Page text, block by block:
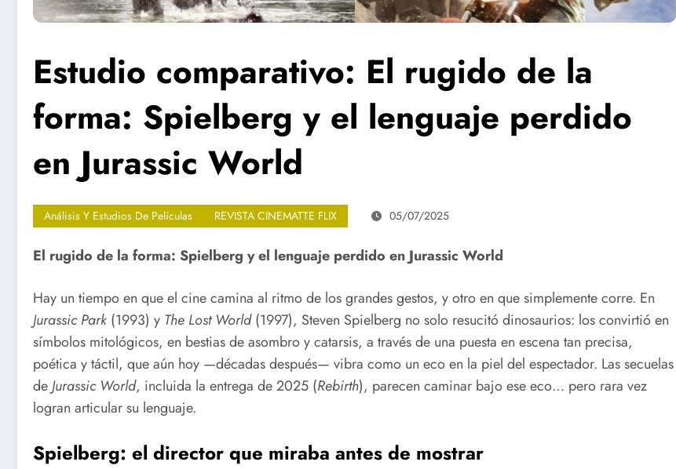
Estudio comparativo: El rugido de la
forma: Spielberg y el lenguaje perdido
en Jurassic World
Análisis Y Estudios De Películas REVISTA CINEMATTE FLIX 05/07/2025
El rugido de la forma: Spielberg y el lenguaje perdido en Jurassic World
Hay un tiempo en que el cine camina al ritmo de los grandes gestos, y otro en que simplemente corre. En
Jurassic Park (1993) y The Lost World(1997), Steven Spielberg no solo resucitó dinosaurios: los convirtió en
símbolos mitológicos, en bestias de asombro y catarsis, a través de una puesta en escena tan precisa,
poética y táctil, que aún hoy —décadas después— vibra como un eco en la piel del espectador. Las secuelas
deJurassic World, incluida la entrega de 2025 (Rebirth), parecen caminar bajo ese eco… pero rara vez
logran articular su lenguaje.
Spielberg: el director que miraba antes de mostrar